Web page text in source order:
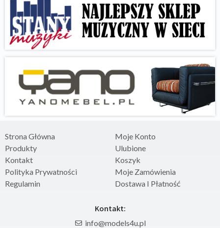
Strona Główna
Produkty
Kontakt
Polityka Prywatności
Regulamin
Moje Konto
Ulubione
Koszyk
Moje Zamówienia
Dostawa I Płatność
Kontakt:
info@models4u.pl